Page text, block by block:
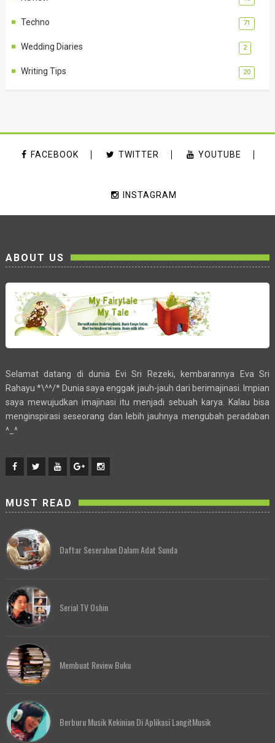
Techno 71
Wedding Diaries 2
Writing Tips 20
FACEBOOK TWITTER YOUTUBE
INSTAGRAM
ABOUT US
Selamat datang di dunia Evi Sri Rezeki, kembarannya Eva Sri
Rahayu *\^^/* Dunia saya enggak jauh-jauh dari berimajinasi. Impian
saya mewujudkan imajinasi itu menjadi sebuah karya. Kalau bisa
menginspirasi seseorang dan lebih jauhnya mengubah peradaban
^_^
MUST READ
Daftar Seserahan Dalam Adat Sunda
Serial TV Oshin
Membuat Review Buku
Berburu Musik Kekinian Di Aplikasi LangitMusik